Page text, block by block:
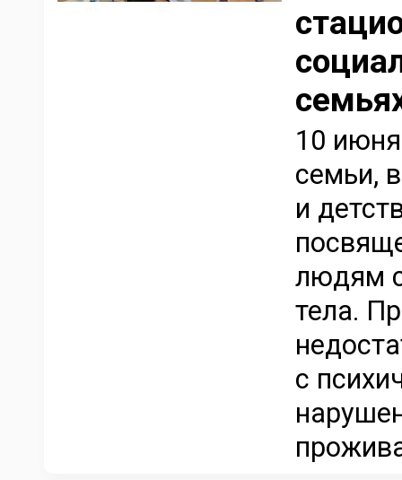
10
семьи,
и
людям
тела.
с